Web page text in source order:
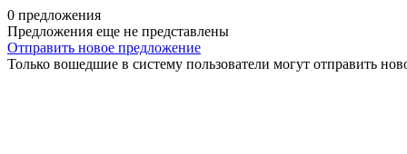
0 предложения
Предложения еще не представлены
Отправить новое предложение
Только вошедшие в систему пользователи могут отправить